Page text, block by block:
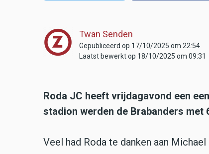
Twan Senden
Gepubliceerd op 17/10/2025 om 22:54
Laatst bewerkt op 18/10/2025 om 09:31
Roda JC heeft vrijdagavond een
stadion werden de Brabanders met
Veel had Roda te danken aan